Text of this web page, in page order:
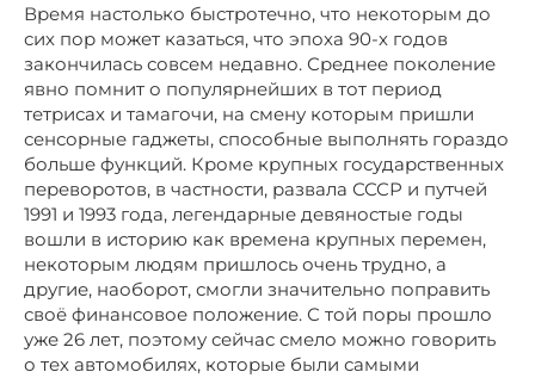
Время настолько быстротечно, что некоторым до
сих пор может казаться, что эпоха 90-х годов
закончилась совсем недавно. Среднее поколение
явно помнит о популярнейших в тот период
тетрисах и тамагочи, на смену которым пришли
сенсорные гаджеты, способные выполнять гораздо
больше функций. Кроме крупных государственных
переворотов, в частности, развала СССР и путчей
1991 и 1993 года, легендарные девяностые годы
вошли в историю как времена крупных перемен,
некоторым людям пришлось очень трудно, а
другие, наоборот, смогли значительно поправить
своё финансовое положение. С той поры прошло
уже 26 лет, поэтому сейчас смело можно говорить
о тех автомобилях, которые были самыми